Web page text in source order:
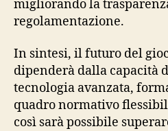
migliorando la
regolamentazione.
In sintesi, il futuro del
dipenderà dalla capacità
tecnologia avanzata,
quadro normativo
così sarà possibile